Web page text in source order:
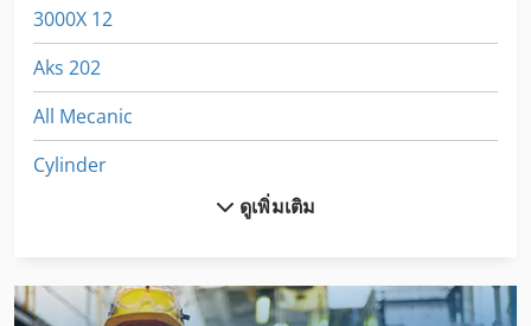
3000X 12
Aks 202
All Mecanic
Cylinder
Egv 12
ดูเพิ่มเติม